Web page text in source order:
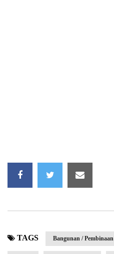
TAGS Bangunan / Pembinaan